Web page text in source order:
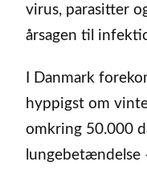
virus, parasitter
årsagen til
I Danmark
hyppigst om
omkring 50.000